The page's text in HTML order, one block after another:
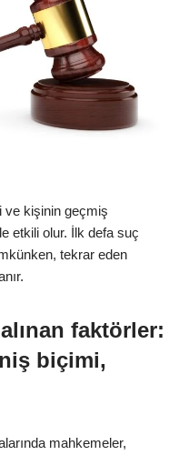
ve kişinin geçmiş
etkili olur. İlk defa suç
tekrar eden
faktörler:
biçimi,
mahkemeler,